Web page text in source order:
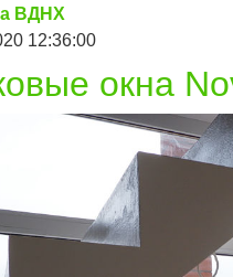
ВДНХ
12:36:00
окна